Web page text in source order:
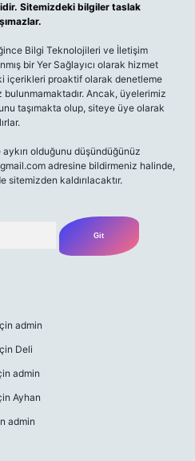
Sitemizdeki bilgiler taslak
Bilgi Teknolojileri ve İletişim
bir Yer Sağlayıcı olarak hizmet
içerikleri proaktif olarak denetleme
Ancak, üyelerimiz
taşımakta olup, siteye üye olarak
olduğunu düşündüğünüz
adresine bildirmeniz halinde,
kaldırılacaktır.
admin
Deli
admin
Ayhan
admin